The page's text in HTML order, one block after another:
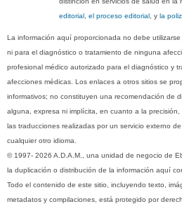
editorial, el proceso editorial , yla
La información aquí proporcionada no debe
ni para el diagnóstico o tratamiento de ninguna
profesional médico autorizado para el diagnóstico y
afecciones médicas. Los enlaces a otros sitios se
informativos; no constituyen una recomendación de
alguna, expresa ni implícita, en cuanto a la
las traducciones realizadas por un servicio externo
cualquier otro idioma.
© 1997- 2026 A.D.A.M., una unidad de negocio de
la duplicación o distribución de la información aquí
Todo el contenido de este sitio, incluyendo texto,
metadatos y compilaciones, está protegido por